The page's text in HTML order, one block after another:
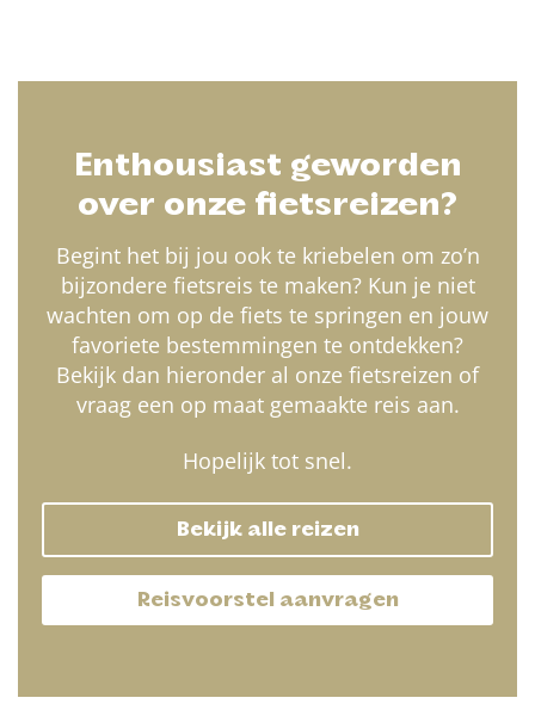
Enthousiast geworden
over onze fietsreizen?
Begint het bij jou ook te kriebelen om zo’n
bijzondere fietsreis te maken? Kun je niet
wachten om op de fiets te springen en jouw
favoriete bestemmingen te ontdekken?
Bekijk dan hieronder al onze fietsreizen of
vraag een op maat gemaakte reis aan.
Hopelijk tot snel.
Bekijk alle reizen
Reisvoorstel aanvragen